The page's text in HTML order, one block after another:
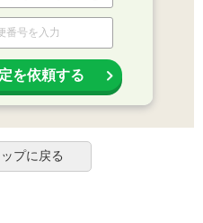
を依頼する
プに戻る